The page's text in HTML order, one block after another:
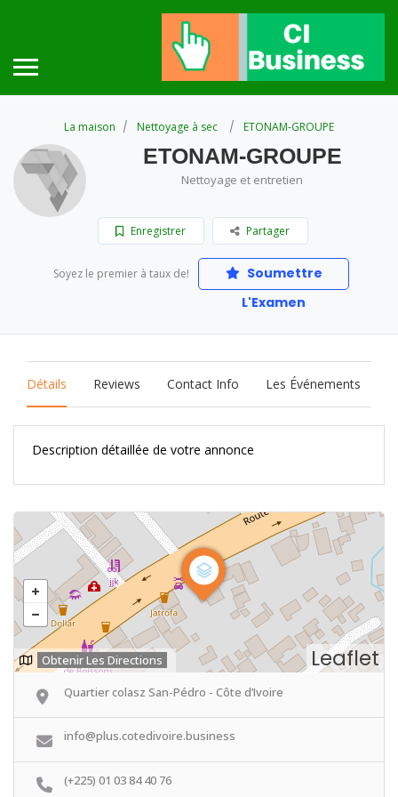
La maison Nettoyage à sec ETONAM-GROUPE
ETONAM-GROUPE
Nettoyage et entretien
Enregistrer Partager
Soyez le premier à taux de!
Soumettre
L'Examen
Détails Reviews Contact Info Les Événements
Description détaillée de votre annonce
Leaflet
Obtenir Les Directions
Quartier colasz San-Pédro - Côte d’Ivoire
info@plus.cotedivoire.business
(+225) 01 03 84 40 76